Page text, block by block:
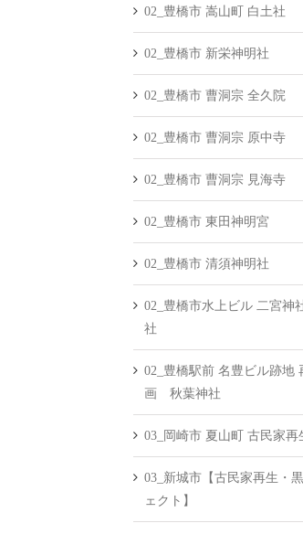
02_豊橋市 嵩山町 白土社
02_豊橋市 新栄神明社
02_豊橋市 曹洞宗 全久院
02_豊橋市 曹洞宗 原中寺
02_豊橋市 曹洞宗 見海寺
02_豊橋市 東田神明宮
02_豊橋市 清須神明社
02_豊橋市水上ビル 二宮神
社
02_豊橋駅前 名豊ビル跡地
画 秋葉神社
03_岡崎市 夏山町 古民家再
03_新城市【古民家再生・
ェクト】